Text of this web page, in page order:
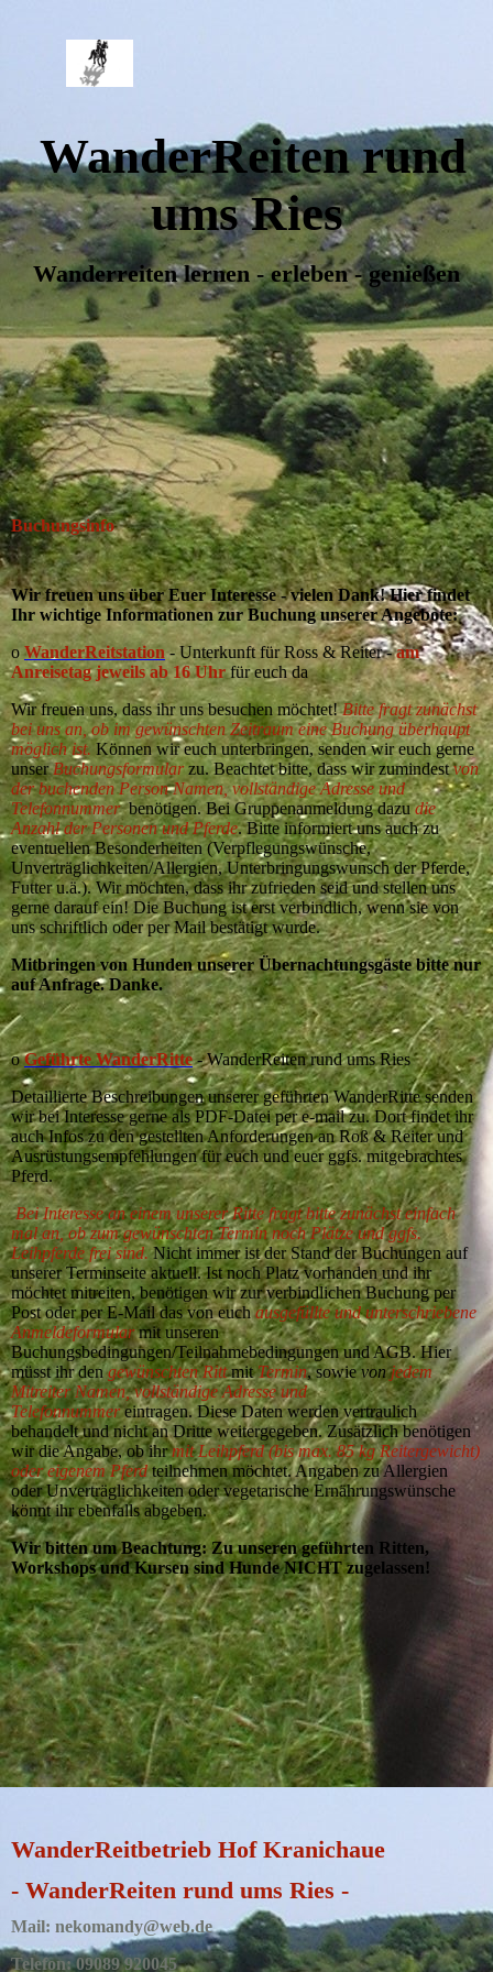
WanderReiten rund
ums Ries
Wanderreiten lernen - erleben - genießen
Buchungsinfo
Wir freuen uns über Euer Interesse - vielen Dank! Hier findet
Ihr wichtige Informationen zur Buchung unserer Angebote:
o WanderReitstation- Unterkunft für Ross & Reiter -am
Anreisetag jeweils ab 16 Uhr für euch da
Wir freuen uns, dass ihr uns besuchen möchtet!Bitte fragt zunächst
bei uns an, ob im gewünschten Zeitraum eine Buchung überhaupt
möglich ist. Können wir euch unterbringen, senden wir euch gerne
unserBuchungsformularzu. Beachtet bitte, dass wir zumindestvon
der buchenden Person Namen, vollständige Adresse und
Telefonnummerbenötigen. Bei Gruppenanmeldung dazudie
Anzahl der Personen und Pferde. Bitte informiert uns auch zu
eventuellen Besonderheiten (Verpflegungswünsche,
Unverträglichkeiten/Allergien, Unterbringungswunsch der Pferde,
Futter u.ä.). Wir möchten, dass ihr zufrieden seid und stellen uns
gerne darauf ein! Die Buchung ist erst verbindlich, wenn sie von
uns schriftlich oder per Mail bestätigt wurde.
Mitbringen von Hunden unserer Übernachtungsgäste bitte nur
auf Anfrage. Danke.
oGeführte WanderRitte- WanderReiten rund ums Ries
Detaillierte Beschreibungen unserer geführten WanderRitte senden
wir bei Interesse gerne als PDF-Datei per e-mail zu. Dort findet ihr
auch Infos zu den gestellten Anforderungen an Roß & Reiter und
Ausrüstungsempfehlungen für euch und euer ggfs. mitgebrachtes
Pferd.
Bei Interesse an einem unserer Ritte fragt bitte zunächst einfach
mal an, ob zum gewünschten Termin noch Plätze und ggfs.
Leihpferde frei sind.Nicht immer ist der Stand der Buchungen auf
unserer Terminseite aktuell. Ist noch Platz vorhanden und ihr
möchtet mitreiten, benötigen wir zur verbindlichen Buchung per
Post oder per E-Mail das von euchausgefüllte und unterschriebene
Anmeldeformularmit unseren
Buchungsbedingungen/Teilnahmebedingungen und AGB. Hier
müsst ihr dengewünschten RittmitTermin, sowievonjedem
Mitreiter Namen, vollständige Adresse und
Telefonnummereintragen. Diese Daten werden vertraulich
behandelt und nicht an Dritte weitergegeben. Zusätzlich benötigen
wir die Angabe, ob ihrmit Leihpferd (bis max. 85 kg Reitergewicht)
oder eigenem Pferdteilnehmen möchtet. Angaben zu Allergien
oder Unverträglichkeiten oder vegetarische Ernährungswünsche
könnt ihr ebenfalls abgeben.
Wir bitten um Beachtung:Zu unseren geführten Ritten,
Workshops und Kursen sind Hunde NICHT zugelassen!
WanderReitbetrieb Hof Kranichaue
- WanderReiten rund ums Ries -
Mail: nekomandy@web.de
Telefon: 09089 920045